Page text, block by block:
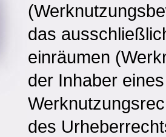
das
einräumen
der Inhaber
des